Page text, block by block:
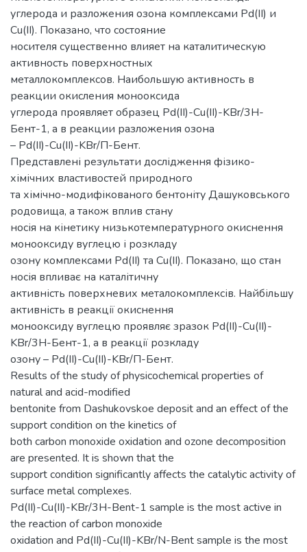
углерода и разложения озона комплексами Pd(II) и
Cu(II). Показано, что состояние
носителя существенно влияет на каталитическую
активность поверхностных
металлокомплексов. Наибольшую активность в
реакции окисления монооксида
углерода проявляет образец Pd(II)-Cu(II)-KBr/3H-
Бент-1, а в реакции разложения озона
– Pd(II)-Cu(II)-KBr/П-Бент.
Представлені результати дослідження фізико-
хімічних властивостей природного
та хімічно-модифікованого бентоніту Дашуковського
родовища, а також вплив стану
носія на кінетику низькотемпературного окиснення
монооксиду вуглецю і розкладу
озону комплексами Pd(II) та Cu(II). Показано, що стан
носія впливає на каталітичну
активність поверхневих металокомплексів. Найбільшу
активність в реакції окиснення
монооксиду вуглецю проявляє зразок Pd(II)-Cu(II)-
KBr/3H-Бент-1, а в реакції розкладу
озону – Pd(II)-Cu(II)-KBr/П-Бент.
Results of the study of physicochemical properties of
natural and acid-modified
bentonite from Dashukovskoe deposit and an effect of the
support condition on the kinetics of
both carbon monoxide oxidation and ozone decomposition
are presented. It is shown that the
support condition significantly affects the catalytic activity of
surface metal complexes.
Pd(II)-Cu(II)-KBr/3H-Bent-1 sample is the most active in
the reaction of carbon monoxide
oxidation and Pd(II)-Cu(II)-KBr/N-Bent sample is the most